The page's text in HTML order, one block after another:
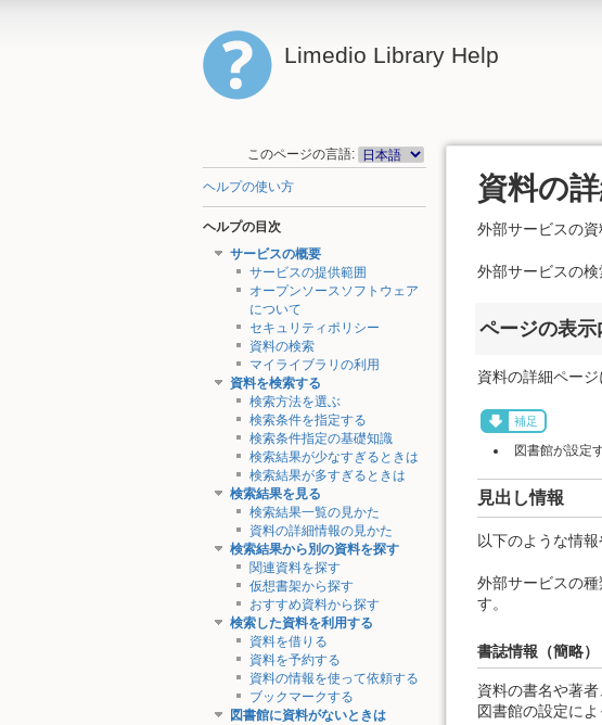
Limedio Library Help
このページの言語:
ヘルプの使い方
ヘルプの目次
サービスの概要
サービスの提供範囲
オープンソースソフトウェア
について
セキュリティポリシー
資料の検索
マイライブラリの利用
資料を検索する
検索方法を選ぶ
検索条件を指定する
検索条件指定の基礎知識
検索結果が少なすぎるときは
検索結果が多すぎるときは
検索結果を見る
検索結果一覧の見かた
資料の詳細情報の見かた
検索結果から別の資料を探す
関連資料を探す
仮想書架から探す
おすすめ資料から探す
検索した資料を利用する
資料を借りる
資料を予約する
資料の情報を使って依頼する
ブックマークする
図書館に資料がないときは
資料の
外部サービスの資
外部サービスの
ページの表示
資料の詳細ペー
補足
図書館が設定
見出し情報
以下のような情
外部サービスの
す。
書誌情報（簡略）
資料の書名や著
図書館の設定に